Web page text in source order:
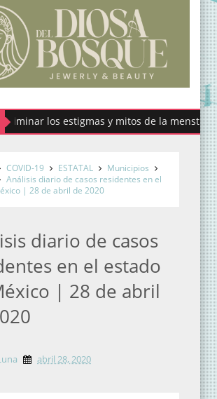
los estigmas y mitos de la menstruación
COVID-19 ESTATAL
Municipios
Análisis diario de casos residentes en el
| 28 de abril de 2020
diario de casos
en el estado
| 28 de abril
abril 28, 2020